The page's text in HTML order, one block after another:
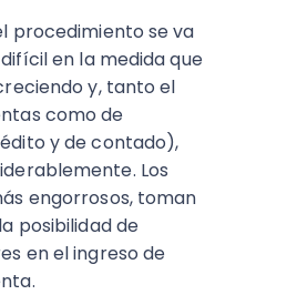
procedimiento se va
en la medida que
y, tanto el
como de
y de contado),
Los
engorrosos, toman
posibilidad de
en el ingreso de